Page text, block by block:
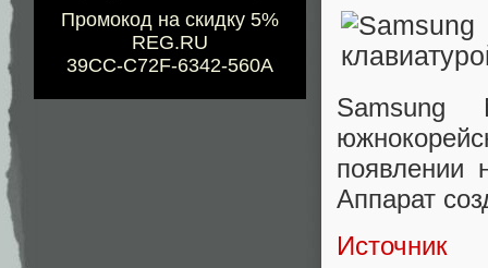
Промокод на скидку 5%
REG.RU
39CC-C72F-6342-560A
появлении
Аппарат
Источник